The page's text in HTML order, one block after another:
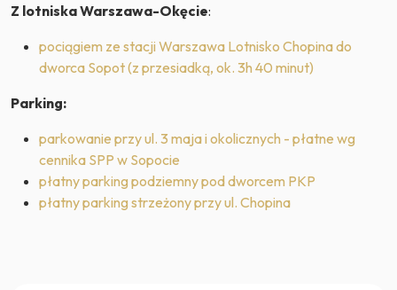
Z lotniska Warszawa-Okęcie:
pociągiem ze stacji Warszawa Lotnisko Chopina do
dworca Sopot (z przesiadką, ok. 3h 40 minut)
Parking:
parkowanie przy ul. 3 maja i okolicznych - płatne wg
cennika SPP w Sopocie
płatny parking podziemny pod dworcem PKP
płatny parking strzeżony przy ul. Chopina